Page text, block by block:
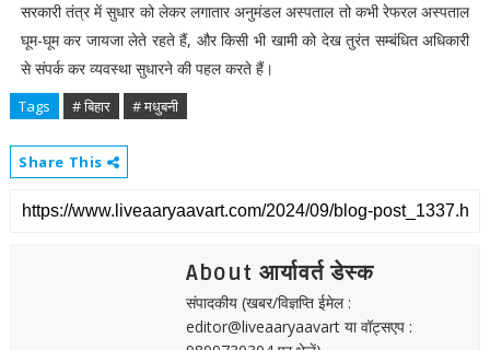
सरकारी तंत्र में सुधार को लेकर लगातार अनुमंडल अस्पताल तो कभी रेफरल अस्पताल
घूम-घूम कर जायजा लेते रहते हैं, और किसी भी खामी को देख तुरंत सम्बंधित अधिकारी
से संपर्क कर व्यवस्था सुधारने की पहल करते हैं।
Tags # बिहार # मधुबनी
Share This
About आर्यावर्त डेस्क
संपादकीय (खबर/विज्ञप्ति ईमेल :
editor@liveaaryaavart या वॉट्सएप :